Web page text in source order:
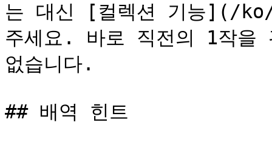
는 대신 [컬렉션 기능](/
주세요. 바로 직전의 1작을
없습니다.
## 배역 힌트